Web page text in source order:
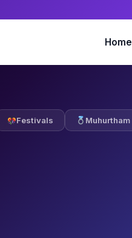
Home
Festivals Muhurtham